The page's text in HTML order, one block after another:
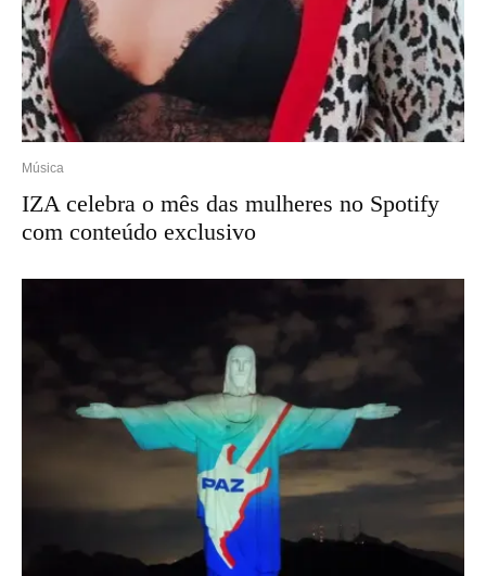
Música
IZA celebra o mês das mulheres no Spotify
com conteúdo exclusivo